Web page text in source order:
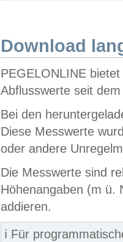
Download
PEGELONLINE
Abflusswerte seit
Bei den
Diese Messwerte
oder andere
Die Messwerte sind
Höhenangaben (m ü.
addieren.
ℹ️ Für